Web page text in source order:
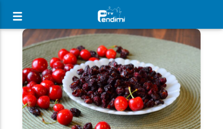
[There are no radio stations in the database]